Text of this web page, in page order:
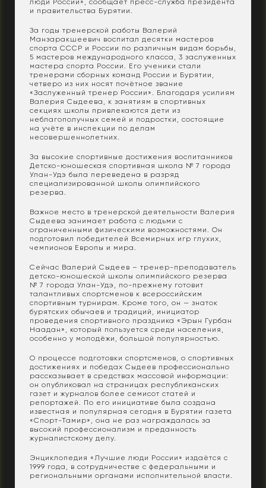
люди России», сообщает пресс-служба президента
и правительства Бурятии.
За годы тренерской работы Валерий
Манзаракшеевич воспитал десятки мастеров
спорта СССР и России по различным видам борьбы,
5 мастеров международного класса, 3 заслуженных
мастера спорта России. Его ученики стали
тренерами сборных команд России и Бурятии,
четверо из них носят почётное звание
«Заслуженный тренер России». Благодаря усилиям
Валерия Сыдеева, к занятиям в спортивных
секциях школы привлекаются дети из
неблагополучных семей и подростки, состоящие
на учёте в инспекции по делам
несовершеннолетних.
За высокие спортивные достижения воспитанников
Детско-юношеская спортивная школа № 7 города
Улан-Удэ была переведена в разряд
специализированной школы олимпийского
резерва.
Важное место в тренерской деятельности Валерия
Сыдеева занимает работа с людьми с
ограниченными физическими возможностями. Он
подготовил победителей Всемирных игр глухих,
чемпионов Европы и мира.
Сейчас Валерий Сыдеев – тренер-преподаватель
детско-юношеской школы олимпийского резерва
№ 7 города Улан-Удэ, по-прежнему готовит
талантливых спортсменов к всероссийским
спортивным турнирам. Кроме того, он — знаток
бурятских обычаев и традиций, инициатор
проведения спортивного праздника «Эрын Гурбан
Наадан», который пользуется среди населения,
особенно у молодёжи, большой популярностью.
О процессе подготовки спортсменов, о спортивных
достижениях и победах Сыдеев профессионально
рассказывает в средствах массовой информации:
он опубликовал на страницах республиканских
газет и журналов более семисот статей и
репортажей. По его инициативе была создана
известная и популярная сегодня в Бурятии газета
«Спорт-Тамир», она не раз награждалась за
высокий профессионализм и преданность
журналистскому делу.
Энциклопедия «Лучшие люди России» издаётся с
1999 года, в сотрудничестве с федеральными и
региональными органами исполнительной власти.